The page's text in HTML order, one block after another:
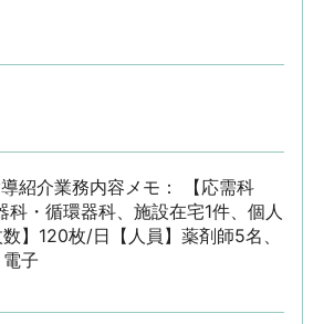
紹介業務内容メモ： 【応需科
科・循環器科、施設在宅1件、個人
】120枚/日【人員】薬剤師5名、
子